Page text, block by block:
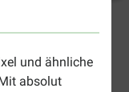
und ähnliche
absolut
anders angegeben